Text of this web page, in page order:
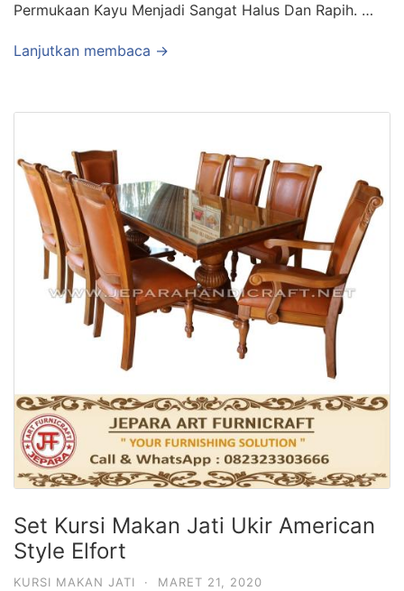
Permukaan Kayu Menjadi Sangat Halus Dan Rapih. …
Lanjutkan membaca →
Set Kursi Makan Jati Ukir American
Style Elfort
KURSI MAKAN JATI · MARET 21, 2020